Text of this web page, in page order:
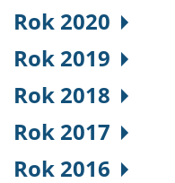
Rok 2020
Rok 2019
Rok 2018
Rok 2017
Rok 2016